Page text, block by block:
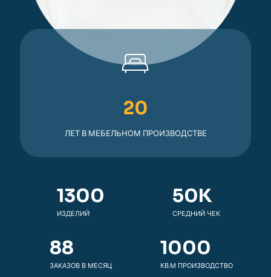
20
ЛЕТ В МЕБЕЛЬНОМ ПРОИЗВОДСТВЕ
1300
ИЗДЕЛИЙ
88
ЗАКАЗОВ В МЕСЯЦ
50K
СРЕДНИЙ ЧЕК
1000
КВ.М ПРОИЗВОДСТВО